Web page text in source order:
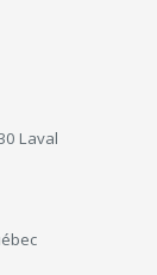
Laval